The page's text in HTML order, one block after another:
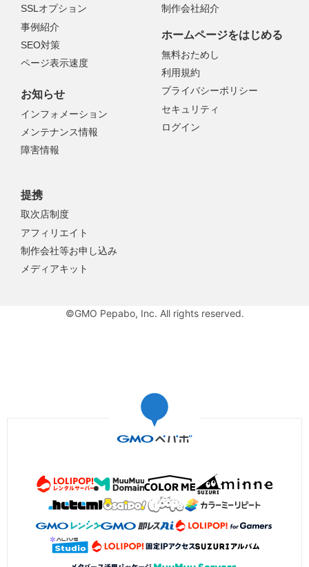
SSLオプション
事例紹介
SEO対策
ページ表示速度
制作会社紹介
お知らせ
インフォメーション
メンテナンス情報
障害情報
提携
取次店制度
アフィリエイト
制作会社等お申し込み
メディアキット
ホームページをはじめる
無料おためし
利用規約
プライバシーポリシー
セキュリティ
ログイン
©GMO Pepabo, Inc. All rights reserved.